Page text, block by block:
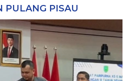
PULANG PISAU